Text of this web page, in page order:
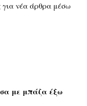
για νέα άρθρα μέσω
με μπάζα έξω